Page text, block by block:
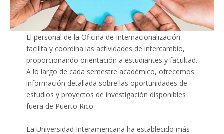
El personal de la Oficina de Internacionalización
facilita y coordina las actividades de intercambio,
proporcionando orientación a estudiantes y facultad.
A lo largo de cada semestre académico, ofrecemos
información detallada sobre las oportunidades de
estudios y proyectos de investigación disponibles
fuera de Puerto Rico.
La Universidad Interamericana ha establecido más